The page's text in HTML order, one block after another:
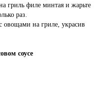
гриль филе минтая и жарьте
раз.
овощами на гриле, украсив
соусе